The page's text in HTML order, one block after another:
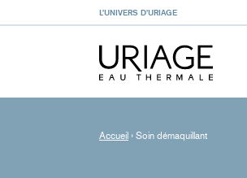
L’UNIVERS D’URIAGE
Accueil › Soin démaquillant